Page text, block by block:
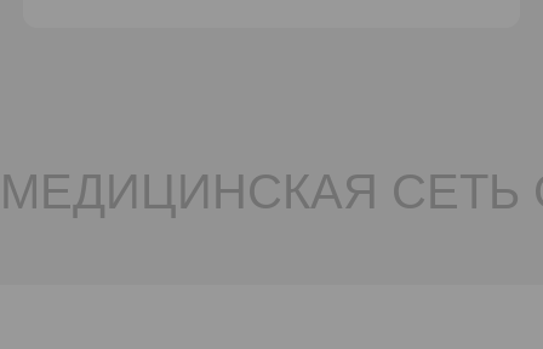
МЕДИЦИНСКАЯ СЕТЬ